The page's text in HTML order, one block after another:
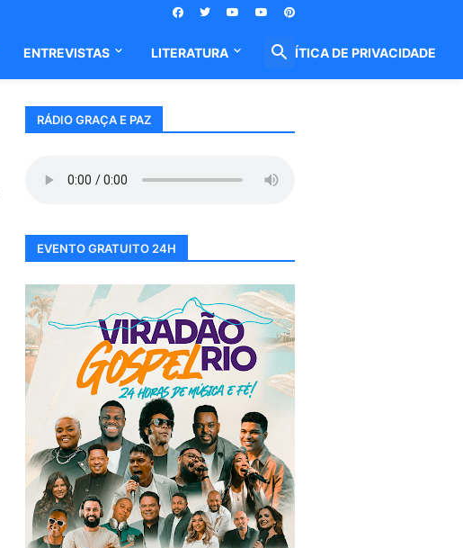
ENTREVISTAS LITERATURA POLÍTICA DE PRIVACIDADE
RÁDIO GRAÇA E PAZ
EVENTO GRATUITO 24H